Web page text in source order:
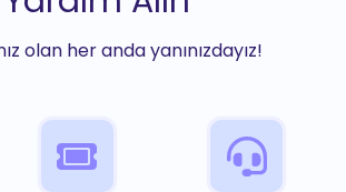
olan her anda yanınızdayız!